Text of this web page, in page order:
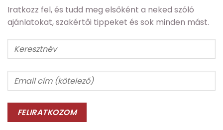
Iratkozz fel, és tudd meg elsőként a neked szóló
ajánlatokat, szakértői tippeket és sok minden mást.